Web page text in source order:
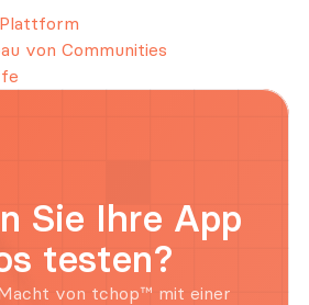
von Communities
Sie Ihre App
testen?
von tchop™ mit einer